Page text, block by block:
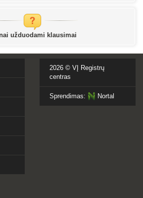
užduodami klausimai
2026 © VĮ Registrų
centras
Sprendimas: Nortal